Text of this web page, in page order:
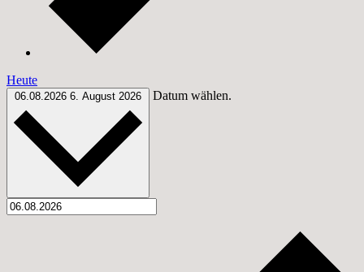
Heute
06.08.2026 6. August 2026 Datum wählen.